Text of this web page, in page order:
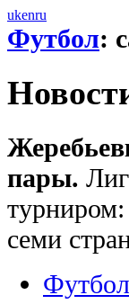
ukenru
Футбол:
пары.
турниром:
семи